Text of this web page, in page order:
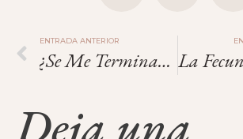
ENTRADA ANTERIOR
¿Se Me Terminarán Todos Mis Óvulos Si Los Dono A Otra Mujer?
Deja una